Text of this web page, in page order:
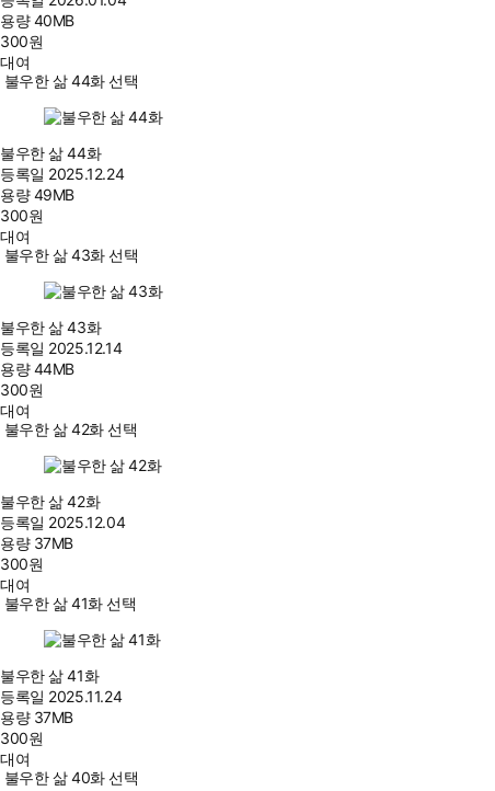
용량40MB
300원
대여
불우한 삶 44화 선택
불우한 삶 44화
등록일 2025.12.24
용량49MB
300원
대여
불우한 삶 43화 선택
불우한 삶 43화
등록일 2025.12.14
용량44MB
300원
대여
불우한 삶 42화 선택
불우한 삶 42화
등록일 2025.12.04
용량 37MB
300원
대여
불우한 삶 41화 선택
불우한 삶 41화
등록일 2025.11.24
용량 37MB
300원
대여
불우한 삶 40화 선택